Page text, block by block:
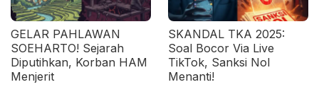
GELAR PAHLAWAN
SOEHARTO! Sejarah
Diputihkan, Korban HAM
Menjerit
SKANDAL TKA 2025:
Soal Bocor Via Live
TikTok, Sanksi Nol
Menanti!